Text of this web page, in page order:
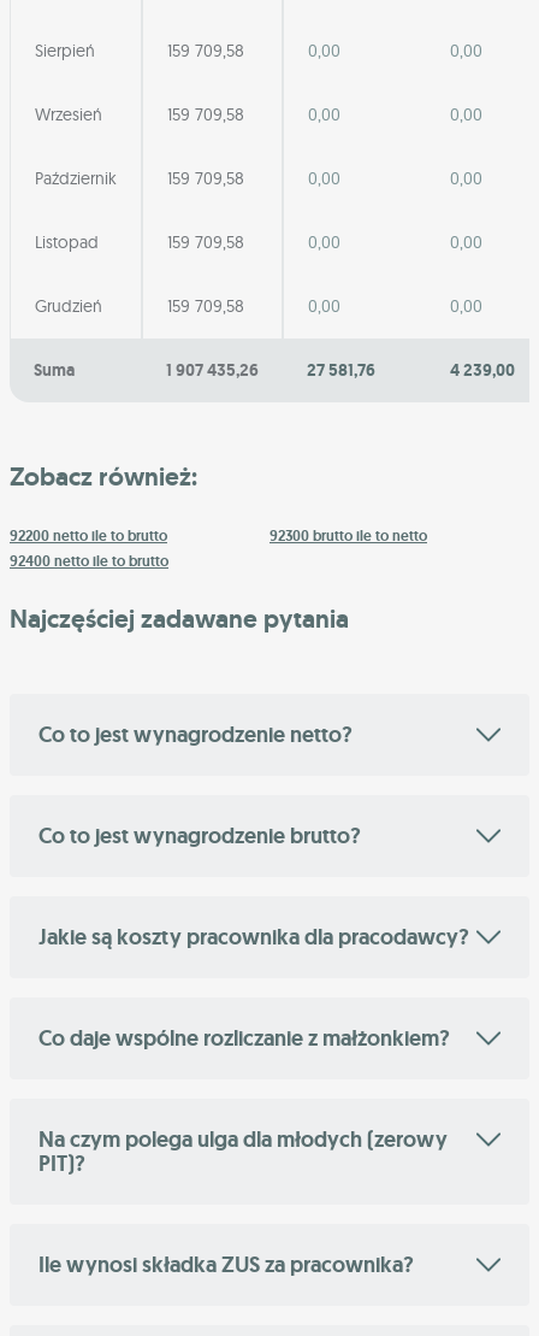
Sierpień 159 709,58 0,00 0,00
Wrzesień 159 709,58 0,00 0,00
Październik 159 709,58 0,00 0,00
Listopad 159 709,58 0,00 0,00
Grudzień 159 709,58 0,00 0,00
Suma 1 907 435,26 27 581,76 4 239,00
Zobacz również:
92200 netto ile to brutto
92300 brutto ile to netto
92400 netto ile to brutto
Najczęściej zadawane pytania
Co to jest wynagrodzenie netto?
Co to jest wynagrodzenie brutto?
Jakie są koszty pracownika dla pracodawcy?
Co daje wspólne rozliczanie z małżonkiem?
Na czym polega ulga dla młodych (zerowy
PIT)?
Ile wynosi składka ZUS za pracownika?